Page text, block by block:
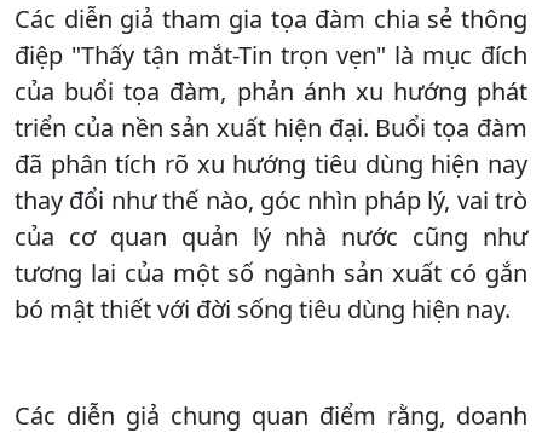
Các diễn giả tham gia tọa đàm chia sẻ thông
điệp "Thấy tận mắt-Tin trọn vẹn" là mục đích
của buổi tọa đàm, phản ánh xu hướng phát
triển của nền sản xuất hiện đại. Buổi tọa đàm
đã phân tích rõ xu hướng tiêu dùng hiện nay
thay đổi như thế nào, góc nhìn pháp lý, vai trò
của cơ quan quản lý nhà nước cũng như
tương lai của một số ngành sản xuất có gắn
bó mật thiết với đời sống tiêu dùng hiện nay.
Các diễn giả chung quan điểm rằng, doanh